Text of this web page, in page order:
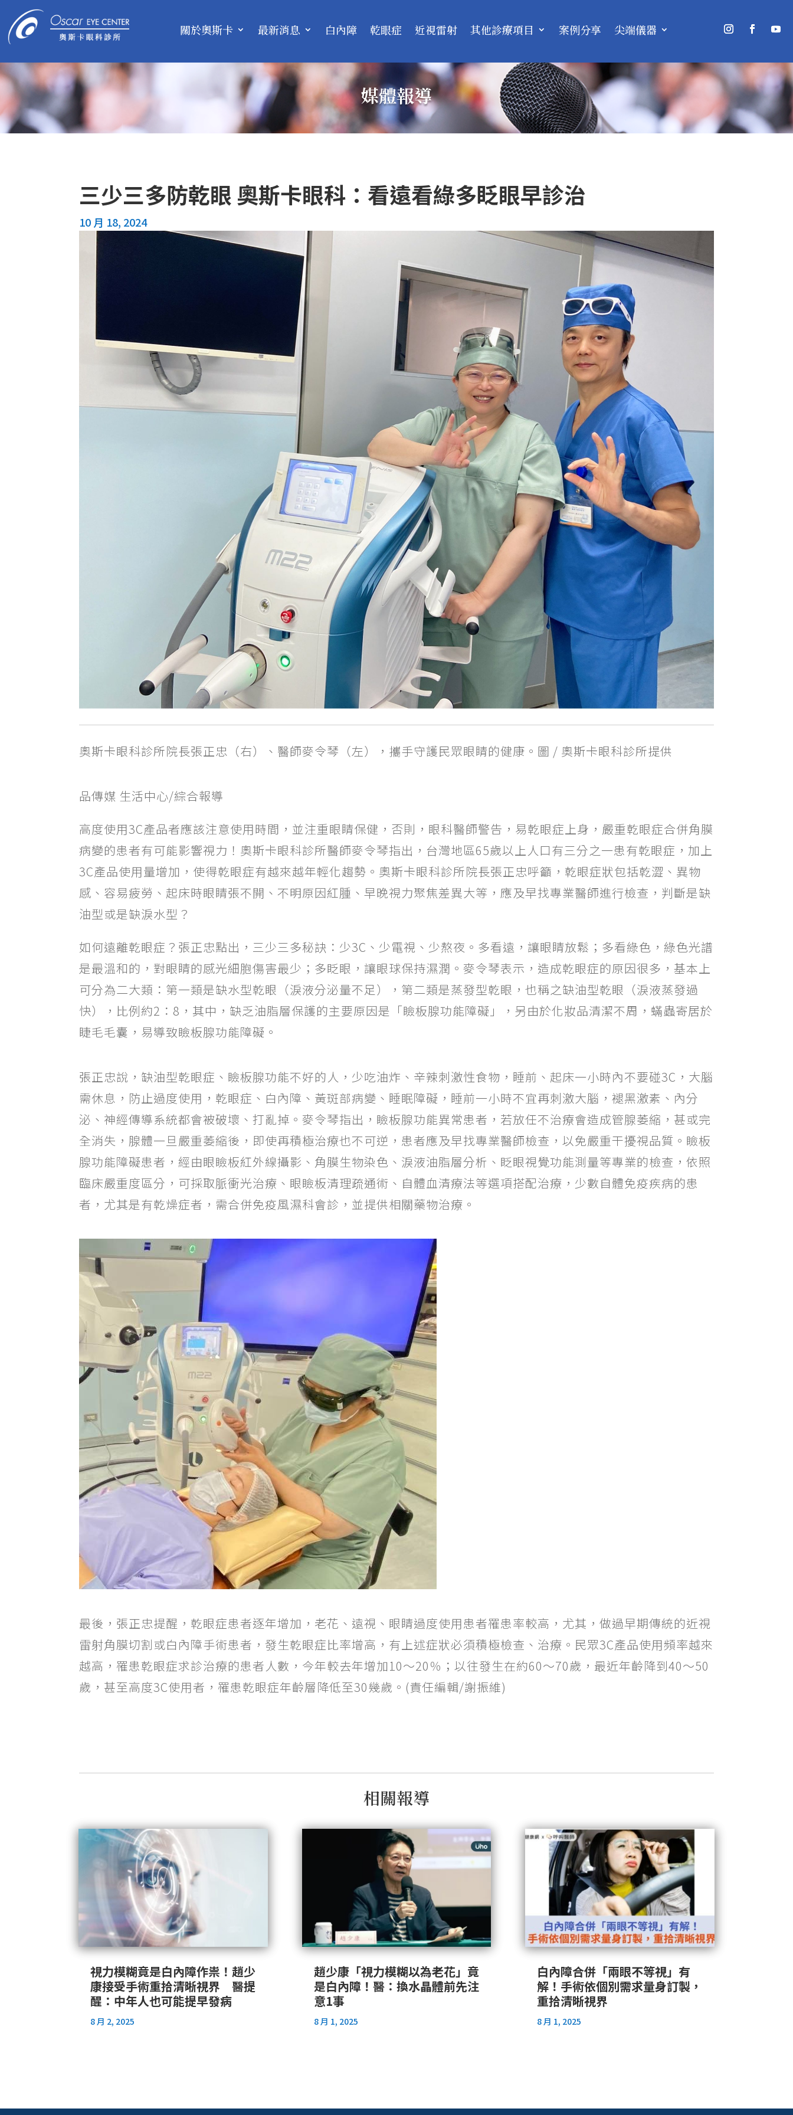
關於奧斯卡 最新消息 白內障 乾眼症 近視雷射 其他診療項目 案例分享 尖端儀器
媒體報導
三少三多防乾眼 奧斯卡眼科：看遠看綠多眨眼早診治
10 月 18, 2024
奧斯卡眼科診所院長張正忠（右）、醫師麥令琴（左），攜手守護民眾眼睛的健康。圖 / 奧斯卡眼科診所提供
品傳媒 生活中心/綜合報導
高度使用3C產品者應該注意使用時間，並注重眼睛保健，否則，眼科醫師警告，易乾眼症上身，嚴重乾眼症合併角膜
病變的患者有可能影響視力！奧斯卡眼科診所醫師麥令琴指出，台灣地區65歲以上人口有三分之一患有乾眼症，加上
3C產品使用量增加，使得乾眼症有越來越年輕化趨勢。奧斯卡眼科診所院長張正忠呼籲，乾眼症狀包括乾澀、異物
感、容易疲勞、起床時眼睛張不開、不明原因紅腫、早晚視力聚焦差異大等，應及早找專業醫師進行檢查，判斷是缺
油型或是缺淚水型？
如何遠離乾眼症？張正忠點出，三少三多秘訣：少3C、少電視、少熬夜。多看遠，讓眼睛放鬆；多看綠色，綠色光譜
是最溫和的，對眼睛的感光細胞傷害最少；多眨眼，讓眼球保持濕潤。麥令琴表示，造成乾眼症的原因很多，基本上
可分為二大類：第一類是缺水型乾眼（淚液分泌量不足），第二類是蒸發型乾眼，也稱之缺油型乾眼（淚液蒸發過
快），比例約2：8，其中，缺乏油脂層保護的主要原因是「瞼板腺功能障礙」，另由於化妝品清潔不周，蟎蟲寄居於
睫毛毛囊，易導致瞼板腺功能障礙。
張正忠說，缺油型乾眼症、瞼板腺功能不好的人，少吃油炸、辛辣刺激性食物，睡前、起床一小時內不要碰3C，大腦
需休息，防止過度使用，乾眼症、白內障、黃斑部病變、睡眠障礙，睡前一小時不宜再刺激大腦，褪黑激素、內分
泌、神經傳導系統都會被破壞、打亂掉。麥令琴指出，瞼板腺功能異常患者，若放任不治療會造成管腺萎縮，甚或完
全消失，腺體一旦嚴重萎縮後，即使再積極治療也不可逆，患者應及早找專業醫師檢查，以免嚴重干擾視品質。瞼板
腺功能障礙患者，經由眼瞼板紅外線攝影、角膜生物染色、淚液油脂層分析、眨眼視覺功能測量等專業的檢查，依照
臨床嚴重度區分，可採取脈衝光治療、眼瞼板清理疏通術、自體血清療法等選項搭配治療，少數自體免疫疾病的患
者，尤其是有乾燥症者，需合併免疫風濕科會診，並提供相關藥物治療。
最後，張正忠提醒，乾眼症患者逐年增加，老花、遠視、眼睛過度使用患者罹患率較高，尤其，做過早期傳統的近視
雷射角膜切割或白內障手術患者，發生乾眼症比率增高，有上述症狀必須積極檢查、治療。民眾3C產品使用頻率越來
越高，罹患乾眼症求診治療的患者人數，今年較去年增加10～20％；以往發生在約60～70歲，最近年齡降到40～50
歲，甚至高度3C使用者，罹患乾眼症年齡層降低至30幾歲。(責任編輯/謝振維)
相關報導
視力模糊竟是白內障作祟！趙少
康接受手術重拾清晰視界 醫提
醒：中年人也可能提早發病
8 月 2, 2025
趙少康「視力模糊以為老花」竟
是白內障！醫：換水晶體前先注
意1事
8 月 1, 2025
白內障合併「兩眼不等視」有
解！手術依個別需求量身訂製，
重拾清晰視界
8 月 1, 2025